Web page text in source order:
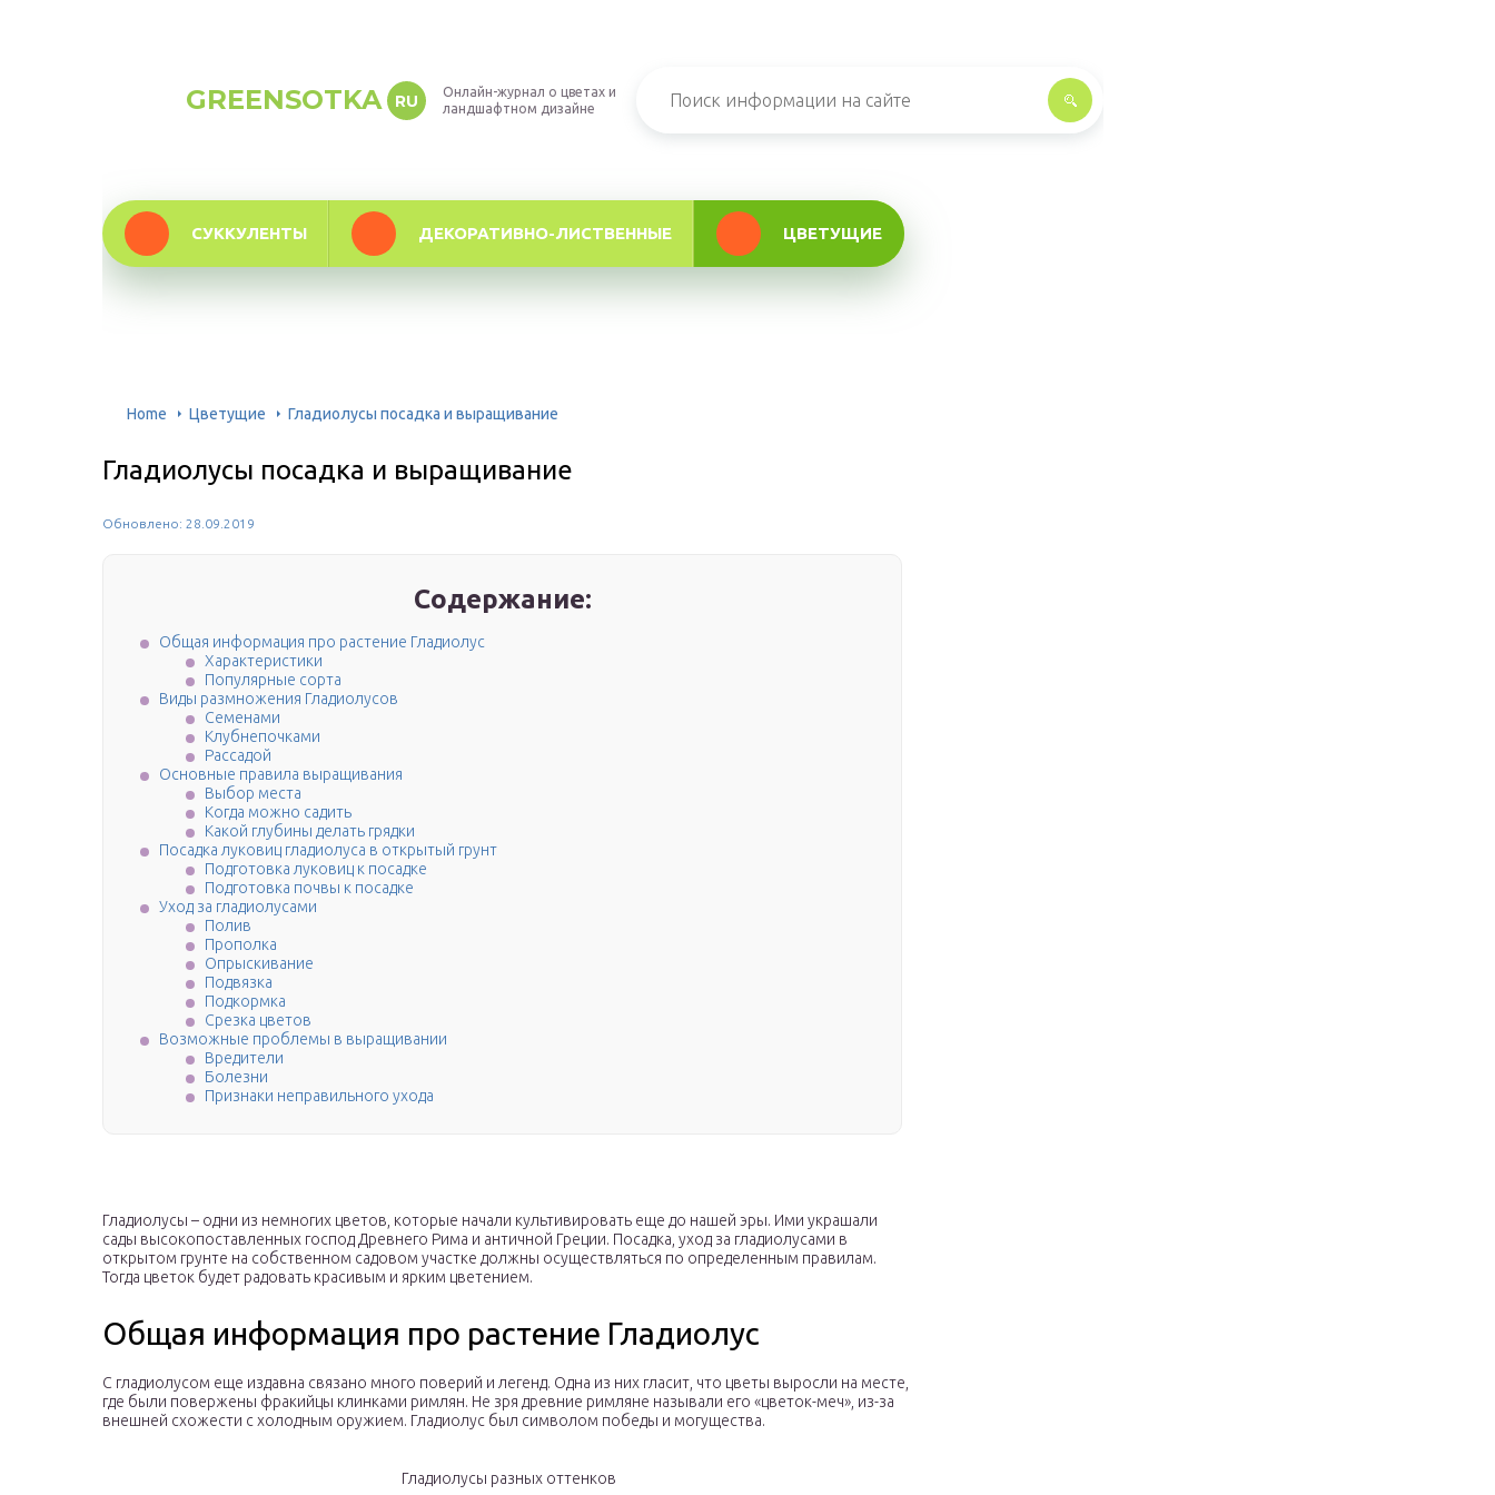
GREENSOTKA RU
Онлайн-журнал о цветах и
ландшафтном дизайне
СУККУЛЕНТЫ ДЕКОРАТИВНО-ЛИСТВЕННЫЕ ЦВЕТУЩИЕ
Home Цветущие Гладиолусы посадка и выращивание
Гладиолусы посадка и выращивание
Обновлено: 28.09.2019
Содержание:
Общая информация про растение Гладиолус
Характеристики
Популярные сорта
Виды размножения Гладиолусов
Семенами
Клубнепочками
Рассадой
Основные правила выращивания
Выбор места
Когда можно садить
Какой глубины делать грядки
Посадка луковиц гладиолуса в открытый грунт
Подготовка луковиц к посадке
Подготовка почвы к посадке
Уход за гладиолусами
Полив
Прополка
Опрыскивание
Подвязка
Подкормка
Срезка цветов
Возможные проблемы в выращивании
Вредители
Болезни
Признаки неправильного ухода
Гладиолусы – одни из немногих цветов, которые начали культивировать еще до нашей эры. Ими украшали
сады высокопоставленных господ Древнего Рима и античной Греции. Посадка, уход за гладиолусами в
открытом грунте на собственном садовом участке должны осуществляться по определенным правилам.
Тогда цветок будет радовать красивым и ярким цветением.
Общая информация про растение Гладиолус
С гладиолусом еще издавна связано много поверий и легенд. Одна из них гласит, что цветы выросли на месте,
где были повержены фракийцы клинками римлян. Не зря древние римляне называли его «цветок-меч», из-за
внешней схожести с холодным оружием. Гладиолус был символом победы и могущества.
Гладиолусы разных оттенков